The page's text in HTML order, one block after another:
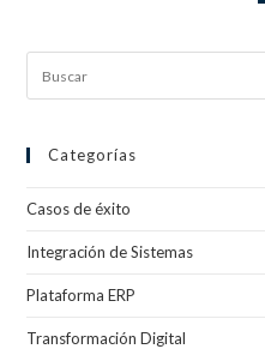
Categorías
Casos de éxito
Integración de Sistemas
Plataforma ERP
Transformación Digital